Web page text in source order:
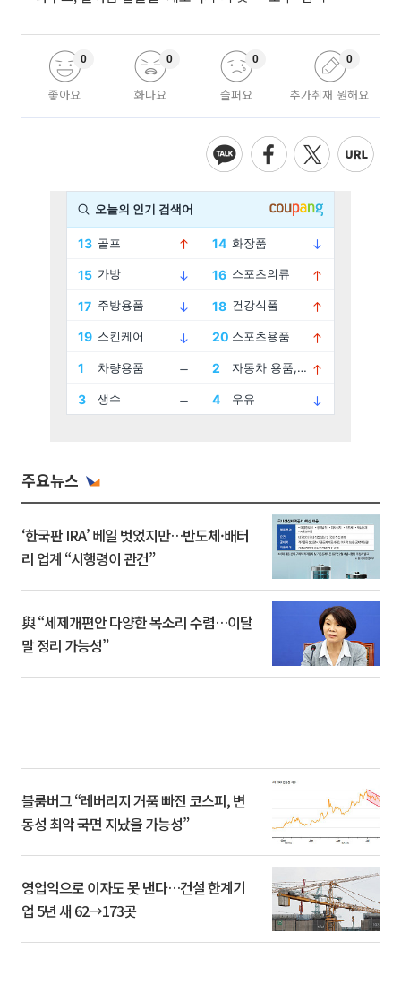
좋아요
0
화나요
0
슬퍼요
0
추가취재 원해요
0
주요뉴스
‘한국판 IRA’ 베일 벗었지만…반도체·배터
리 업계 “시행령이 관건”
與 “세제개편안 다양한 목소리 수렴…이달
말 정리 가능성”
블룸버그 “레버리지 거품 빠진 코스피, 변
동성 최악 국면 지났을 가능성”
영업익으로 이자도 못 낸다…건설 한계기
업 5년 새 62→173곳